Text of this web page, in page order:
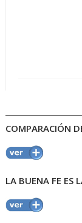
COMPARACIÓN
LA BUENA FE ES